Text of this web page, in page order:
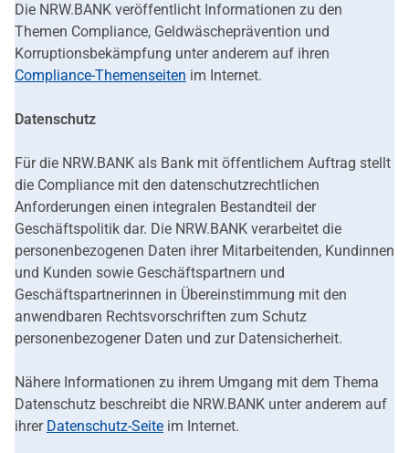
Die NRW.BANK veröffentlicht Informationen zu den
Themen Compliance, Geldwäscheprävention und
Korruptionsbekämpfung unter anderem auf ihren
Compliance-Themenseiten im Internet.
Datenschutz
Für die NRW.BANK als Bank mit öffentlichem Auftrag stellt
die Compliance mit den datenschutzrechtlichen
Anforderungen einen integralen Bestandteil der
Geschäftspolitik dar. Die NRW.BANK verarbeitet die
personenbezogenen Daten ihrer Mitarbeitenden, Kundinnen
und Kunden sowie Geschäftspartnern und
Geschäftspartnerinnen in Übereinstimmung mit den
anwendbaren Rechtsvorschriften zum Schutz
personenbezogener Daten und zur Datensicherheit.
Nähere Informationen zu ihrem Umgang mit dem Thema
Datenschutz beschreibt die NRW.BANK unter anderem auf
ihrer Datenschutz-Seite im Internet.